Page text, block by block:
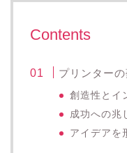
Contents
プリンター
創造性とイ
成功への兆
アイデアを